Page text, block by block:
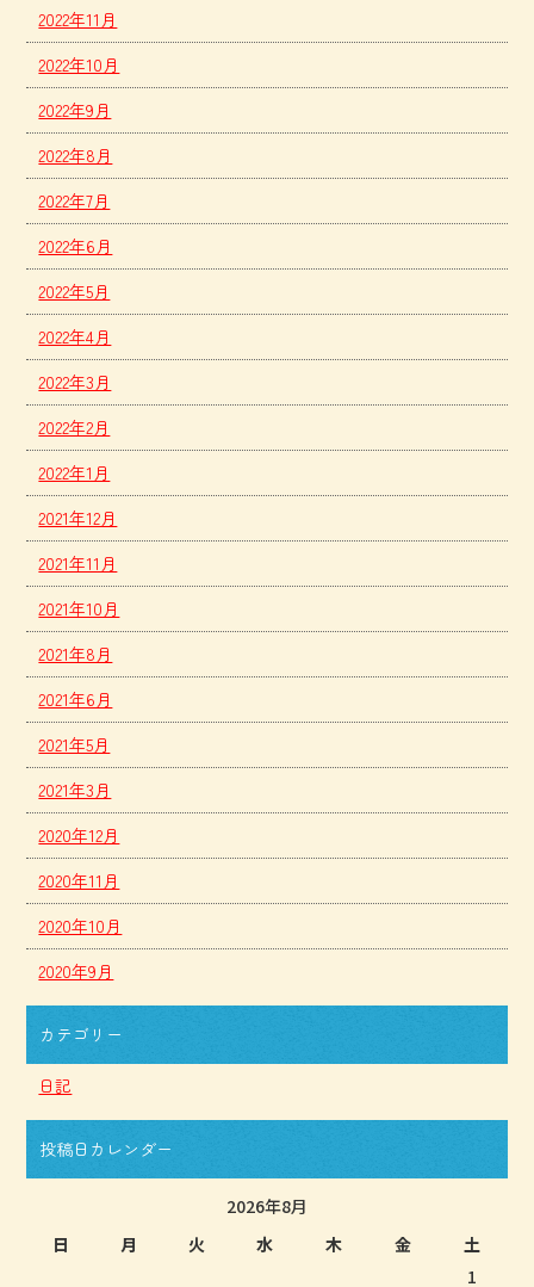
2022年11月
2022年10月
2022年9月
2022年8月
2022年7月
2022年6月
2022年5月
2022年4月
2022年3月
2022年2月
2022年1月
2021年12月
2021年11月
2021年10月
2021年8月
2021年6月
2021年5月
2021年3月
2020年12月
2020年11月
2020年10月
2020年9月
カテゴリー
日記
投稿日カレンダー
2026年8月
日
月 火 水 木 金
土
1